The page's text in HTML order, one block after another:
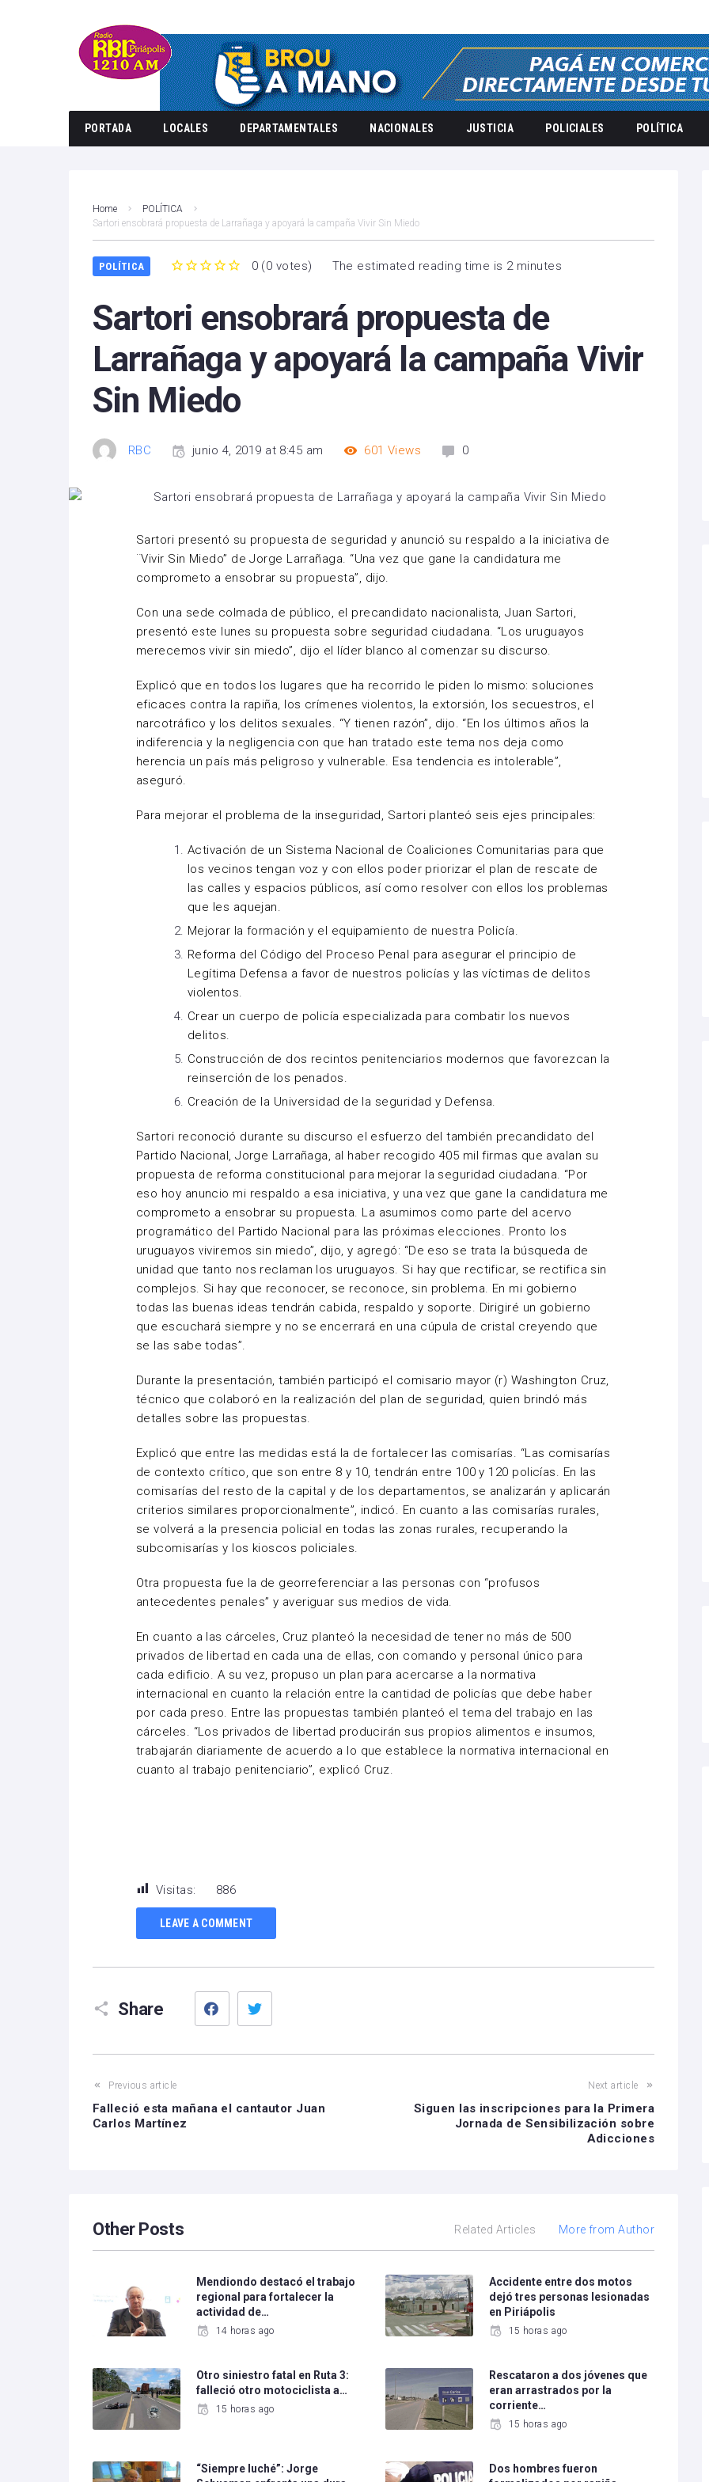
PORTADA LOCALES DEPARTAMENTALES NACIONALES JUSTICIA POLICIALES POLÍTICA
Home
POLÍTICA
Sartori ensobrará propuesta de Larrañaga y apoyará la campaña Vivir Sin Miedo
POLÍTICA 0 (0 votes) The estimated reading time is 2 minutes
Sartori ensobrará propuesta de
Larrañaga y apoyará la campaña Vivir
Sin Miedo
RBC junio 4, 2019 at 8:45 am 601 Views 0
Sartori presentó su propuesta de seguridad y anunció su respaldo a la iniciativa de
¨Vivir Sin Miedo” de Jorge Larrañaga. “Una vez que gane la candidatura me
comprometo a ensobrar su propuesta”, dijo.
Con una sede colmada de público, el precandidato nacionalista, Juan Sartori,
presentó este lunes su propuesta sobre seguridad ciudadana. “Los uruguayos
merecemos vivir sin miedo”, dijo el líder blanco al comenzar su discurso.
Explicó que en todos los lugares que ha recorrido le piden lo mismo: soluciones
eficaces contra la rapiña, los crímenes violentos, la extorsión, los secuestros, el
narcotráfico y los delitos sexuales. “Y tienen razón”, dijo. “En los últimos años la
indiferencia y la negligencia con que han tratado este tema nos deja como
herencia un país más peligroso y vulnerable. Esa tendencia es intolerable”,
aseguró.
Para mejorar el problema de la inseguridad, Sartori planteó seis ejes principales:
Activación de un Sistema Nacional de Coaliciones Comunitarias para que
los vecinos tengan voz y con ellos poder priorizar el plan de rescate de
las calles y espacios públicos, así como resolver con ellos los problemas
que les aquejan.
Mejorar la formación y el equipamiento de nuestra Policía.
Reforma del Código del Proceso Penal para asegurar el principio de
Legítima Defensa a favor de nuestros policías y las víctimas de delitos
violentos.
Crear un cuerpo de policía especializada para combatir los nuevos
delitos.
Construcción de dos recintos penitenciarios modernos que favorezcan la
reinserción de los penados.
Creación de la Universidad de la seguridad y Defensa.
Sartori reconoció durante su discurso el esfuerzo del también precandidato del
Partido Nacional, Jorge Larrañaga, al haber recogido 405 mil firmas que avalan su
propuesta de reforma constitucional para mejorar la seguridad ciudadana. “Por
eso hoy anuncio mi respaldo a esa iniciativa, y una vez que gane la candidatura me
comprometo a ensobrar su propuesta. La asumimos como parte del acervo
programático del Partido Nacional para las próximas elecciones. Pronto los
uruguayos viviremos sin miedo”, dijo, y agregó: “De eso se trata la búsqueda de
unidad que tanto nos reclaman los uruguayos. Si hay que rectificar, se rectifica sin
complejos. Si hay que reconocer, se reconoce, sin problema. En mi gobierno
todas las buenas ideas tendrán cabida, respaldo y soporte. Dirigiré un gobierno
que escuchará siempre y no se encerrará en una cúpula de cristal creyendo que
se las sabe todas”.
Durante la presentación, también participó el comisario mayor (r) Washington Cruz,
técnico que colaboró en la realización del plan de seguridad, quien brindó más
detalles sobre las propuestas.
Explicó que entre las medidas está la de fortalecer las comisarías. “Las comisarías
de contexto crítico, que son entre 8 y 10, tendrán entre 100 y 120 policías. En las
comisarías del resto de la capital y de los departamentos, se analizarán y aplicarán
criterios similares proporcionalmente”, indicó. En cuanto a las comisarías rurales,
se volverá a la presencia policial en todas las zonas rurales, recuperando la
subcomisarías y los kioscos policiales.
Otra propuesta fue la de georreferenciar a las personas con “profusos
antecedentes penales” y averiguar sus medios de vida.
En cuanto a las cárceles, Cruz planteó la necesidad de tener no más de 500
privados de libertad en cada una de ellas, con comando y personal único para
cada edificio. A su vez, propuso un plan para acercarse a la normativa
internacional en cuanto la relación entre la cantidad de policías que debe haber
por cada preso. Entre las propuestas también planteó el tema del trabajo en las
cárceles. “Los privados de libertad producirán sus propios alimentos e insumos,
trabajarán diariamente de acuerdo a lo que establece la normativa internacional en
cuanto al trabajo penitenciario”, explicó Cruz.
Visitas: 886
LEAVE A COMMENT
Share
Facebook
Previous article
Falleció esta mañana el cantautor Juan
Carlos Martínez
Next article
Siguen las inscripciones para la Primera
Jornada de Sensibilización sobre
Adicciones
Other Posts Related Articles More from Author
Mendiondo destacó el trabajo
regional para fortalecer la
actividad de…
14 horas ago
Accidente entre dos motos
dejó tres personas lesionadas
en Piriápolis
15 horas ago
Otro siniestro fatal en Ruta 3:
falleció otro motociclista a…
15 horas ago
Rescataron a dos jóvenes que
eran arrastrados por la
corriente…
15 horas ago
“Siempre luché”: Jorge
Dos hombres fueron